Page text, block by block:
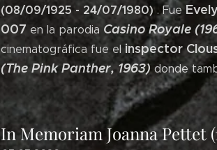
(08/09/1925 - 24/07/1980). Fue
007 en la parodia Casino Royale
cinematográfica fue elinspector
(The Pink Panther, 1963) donde
In Memoriam Joanna Pettet